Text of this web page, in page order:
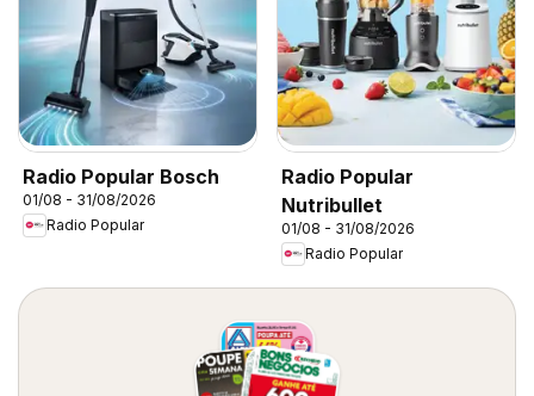
Radio Popular Bosch
01/08 - 31/08/2026
Radio Popular
Radio Popular
Nutribullet
01/08 - 31/08/2026
Radio Popular